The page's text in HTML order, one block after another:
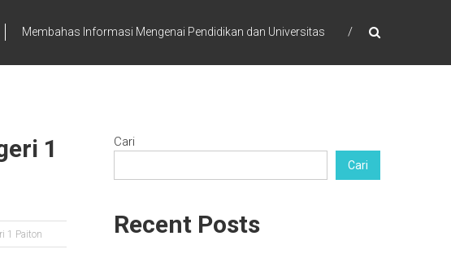
Membahas Informasi Mengenai Pendidikan dan Universitas
1
1 Paiton
Cari
Cari
Recent Posts